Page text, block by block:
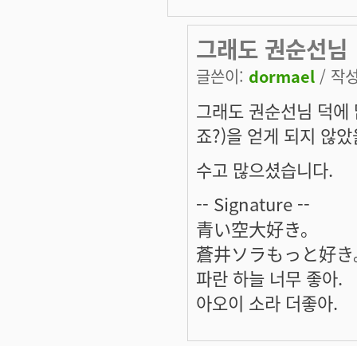
그래도 권순선님
글쓴이: dormael / 작
그래도 권순선님 덕
죠?)을 얻게 되지 않
수고 많으셨습니다.
-- Signature --
青い空大好き。
蒼井ソラもっと好
파란 하늘 너무 좋아.
아오이 소라 더좋아.